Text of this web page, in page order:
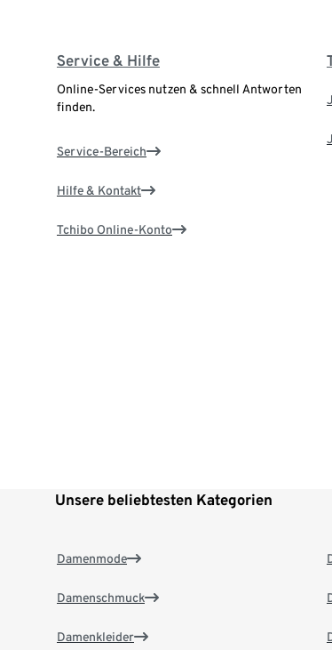
Service & Hilfe
Online-Services nutzen & schnell Antworten
finden.
Service-Bereich
Hilfe & Kontakt
Tchibo Online-Konto
Unsere beliebtesten Kategorien
Damenmode
Damenschmuck
Damenkleider